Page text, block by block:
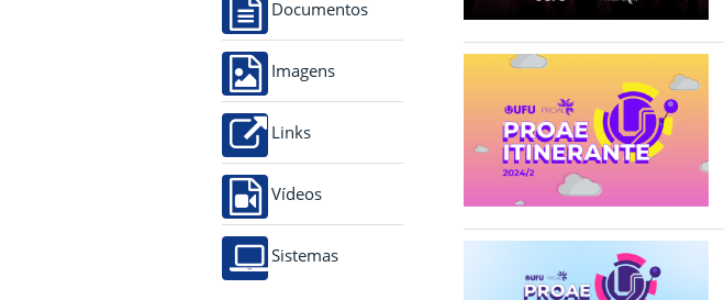
Documentos
Imagens
Links
Vídeos
Sistemas